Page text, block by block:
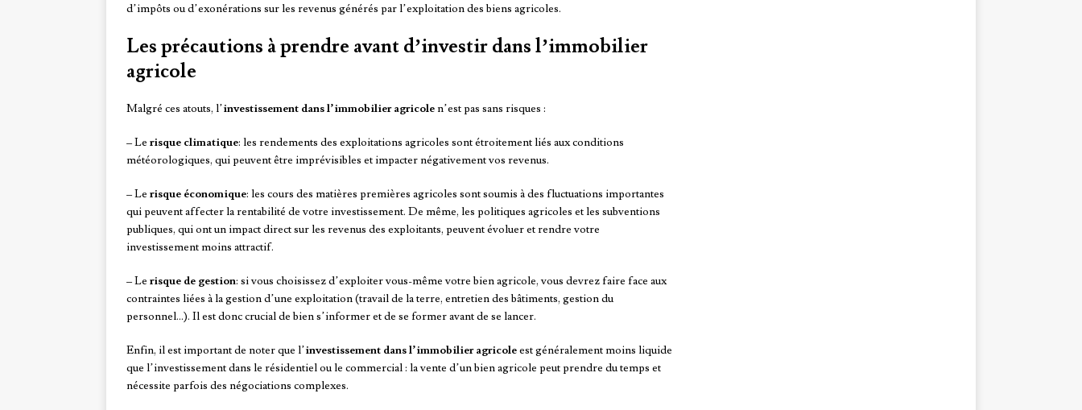
d’impôts ou d’exonérations sur les revenus générés par l’exploitation des biens agricoles.
Les précautions à prendre avant d’investir dans l’immobilier
agricole
Malgré ces atouts, l’investissement dans l’immobilier agricolen’est pas sans risques :
– Le risque climatique: les rendements des exploitations agricoles sont étroitement liés aux conditions
météorologiques, qui peuvent être imprévisibles et impacter négativement vos revenus.
– Le risque économique: les cours des matières premières agricoles sont soumis à des fluctuations importantes
qui peuvent affecter la rentabilité de votre investissement. De même, les politiques agricoles et les subventions
publiques, qui ont un impact direct sur les revenus des exploitants, peuvent évoluer et rendre votre
investissement moins attractif.
– Le risque de gestion: si vous choisissez d’exploiter vous-même votre bien agricole, vous devrez faire face aux
contraintes liées à la gestion d’une exploitation (travail de la terre, entretien des bâtiments, gestion du
personnel…). Il est donc crucial de bien s’informer et de se former avant de se lancer.
Enfin, il est important de noter que l’investissement dans l’immobilier agricoleest généralement moins liquide
que l’investissement dans le résidentiel ou le commercial : la vente d’un bien agricole peut prendre du temps et
nécessite parfois des négociations complexes.